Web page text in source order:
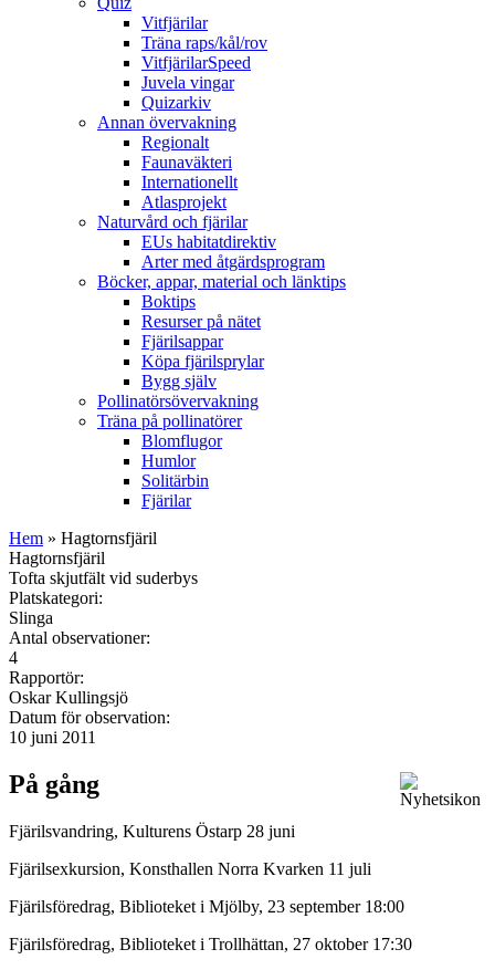
Vitfjärilar
Träna raps/kål/rov
VitfjärilarSpeed
Juvela vingar
Quizarkiv
Annan övervakning
Regionalt
Faunaväkteri
Internationellt
Atlasprojekt
Naturvård och fjärilar
EUs habitatdirektiv
Arter med åtgärdsprogram
Böcker, appar, material och länktips
Boktips
Resurser på nätet
Fjärilsappar
Köpa fjärilsprylar
Bygg själv
Pollinatörsövervakning
Träna på pollinatörer
Blomflugor
Humlor
Solitärbin
Fjärilar
Hem » Hagtornsfjäril
Hagtornsfjäril
Tofta skjutfält vid suderbys
Platskategori:
Slinga
Antal observationer:
4
Rapportör:
Oskar Kullingsjö
Datum för observation:
10 juni 2011
På gång
Fjärilsvandring, Kulturens Östarp 28 juni
Fjärilsexkursion, Konsthallen Norra Kvarken 11 juli
Fjärilsföredrag, Biblioteket i Mjölby, 23 september 18:00
Fjärilsföredrag, Biblioteket i Trollhättan, 27 oktober 17:30